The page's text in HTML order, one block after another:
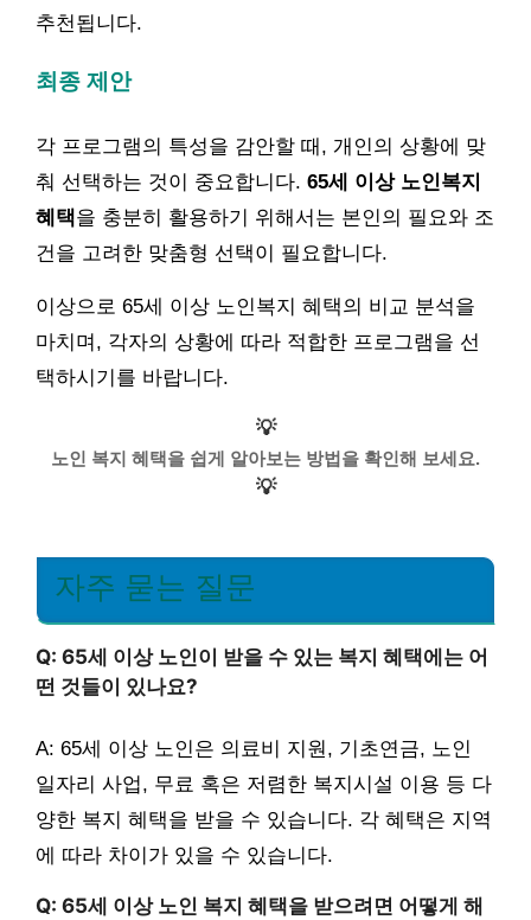
추천됩니다.
최종 제안
각 프로그램의 특성을 감안할 때, 개인의 상황에 맞
춰 선택하는 것이 중요합니다. 65세 이상 노인복지
혜택을 충분히 활용하기 위해서는 본인의 필요와 조
건을 고려한 맞춤형 선택이 필요합니다.
이상으로 65세 이상 노인복지 혜택의 비교 분석을
마치며, 각자의 상황에 따라 적합한 프로그램을 선
택하시기를 바랍니다.
💡
노인 복지 혜택을 쉽게 알아보는 방법을 확인해 보세요.
💡
자주 묻는 질문
Q: 65세 이상 노인이 받을 수 있는 복지 혜택에는 어
떤 것들이 있나요?
A: 65세 이상 노인은 의료비 지원, 기초연금, 노인
일자리 사업, 무료 혹은 저렴한 복지시설 이용 등 다
양한 복지 혜택을 받을 수 있습니다. 각 혜택은 지역
에 따라 차이가 있을 수 있습니다.
Q: 65세 이상 노인 복지 혜택을 받으려면 어떻게 해